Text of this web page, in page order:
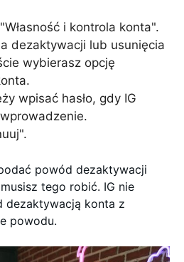
i kontrola konta".
dezaktywacji lub usunięcia
wybierasz opcję
wpisać hasło, gdy IG
powód dezaktywacji
tego robić. IG nie
dezaktywacją konta z
powodu.